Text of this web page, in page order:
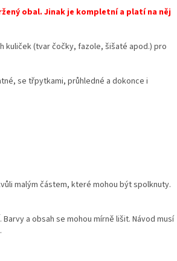
obal. Jinak je kompletní a platí na něj
kuliček (tvar čočky, fazole, šišaté apod.) pro
se třpytkami, průhledné a dokonce i
malým částem, které mohou být spolknuty.
Barvy a obsah se mohou mírně lišit. Návod musí